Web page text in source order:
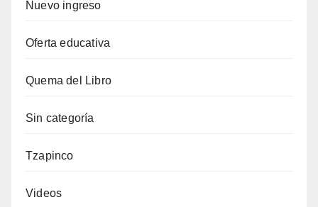
Nuevo ingreso
Oferta educativa
Quema del Libro
Sin categoría
Tzapinco
Videos